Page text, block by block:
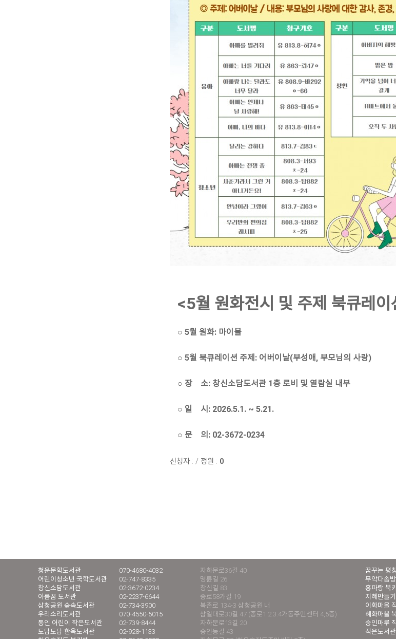
<5월 원화전시 및 주제 북큐레이
○ 5월 원화: 마이볼
○ 5월 북큐레이션 주제: 어버이날(부성애, 부모님의 사랑)
○ 장 소: 창신소담도서관 1층 로비 및 열람실 내부
○ 일 시: 2026.5.1. ~ 5.21.
○ 문 의: 02-3672-0234
신청자 : / 정원 : 0
청운문학도서관 070-4680-4032
자하문로36길 40
어린이청소년 국학도서관
02-747-8335
명륜길 26
창신소담도서관
02-3672-0234
창신길 83
아름꿈 도서관
02-2237-6644
종로58가길 19
삼청공원 숲속도서관
02-734-3900
북촌로 134-3 삼청공원 내
우리소리도서관
070-4550-5015
삼일대로30길 47 (종로1.2.3.4가동주민센터 4,5층)
통인 어린이 작은도서관
02-739-8444
자하문로13길 20
도담도담 한옥도서관
02-928-1133
숭인동길 43
꿈꾸는 평
무악다솜방
홍파랑 북
지혜만들
이화마을
혜화마을
숭인마루
작은도서